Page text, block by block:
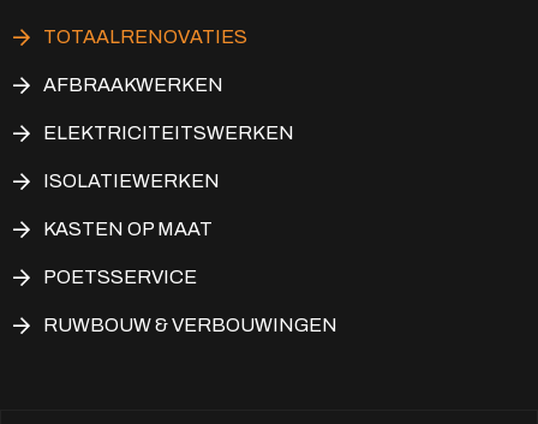
TOTAALRENOVATIES
AFBRAAKWERKEN
ELEKTRICITEITSWERKEN
ISOLATIEWERKEN
KASTEN OP MAAT
POETSSERVICE
RUWBOUW & VERBOUWINGEN